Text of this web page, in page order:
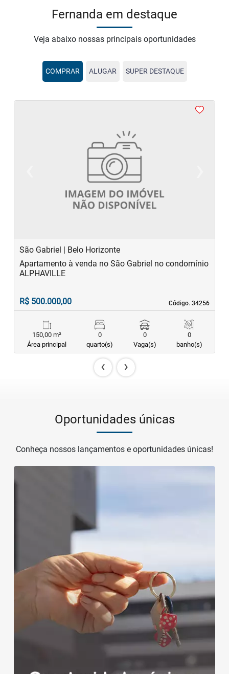
Fernanda em destaque
Veja abaixo nossas principais oportunidades
COMPRAR ALUGAR SUPER DESTAQUE
São Gabriel | Belo Horizonte
Código. 34256
Código. 34256
Apartamento à venda no São Gabriel no condomínio
ALPHAVILLE
R$ 500.000,00
150,00 m²
Área principal
0
quarto(s)
0
Vaga(s)
0
banho(s)
‹ ›
Oportunidades únicas
Conheça nossos lançamentos e oportunidades únicas!